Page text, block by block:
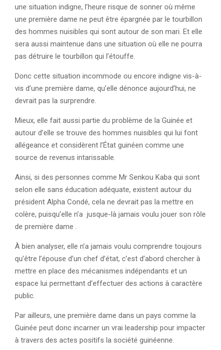
une situation indigne, l’heure risque de sonner où même
une première dame ne peut être épargnée par le tourbillon
des hommes nuisibles qui sont autour de son mari. Et elle
sera aussi maintenue dans une situation où elle ne pourra
pas détruire le tourbillon qui l’étouffe.
Donc cette situation incommode ou encore indigne vis-à-
vis d’une première dame, qu’elle dénonce aujourd’hui, ne
devrait pas la surprendre.
Mieux, elle fait aussi partie du problème de la Guinée et
autour d’elle se trouve des hommes nuisibles qui lui font
allégeance et considèrent l’État guinéen comme une
source de revenus intarissable.
Ainsi, si des personnes comme Mr Senkou Kaba qui sont
selon elle sans éducation adéquate, existent autour du
président Alpha Condé, cela ne devrait pas la mettre en
colère, puisqu’elle n’a jusque-là jamais voulu jouer son rôle
de première dame .
À bien analyser, elle n’a jamais voulu comprendre toujours
qu’être l’épouse d’un chef d’état, c’est d’abord chercher à
mettre en place des mécanismes indépendants et un
espace lui permettant d’effectuer des actions à caractère
public.
Par ailleurs, une première dame dans un pays comme la
Guinée peut donc incarner un vrai leadership pour impacter
à travers des actes positifs la société guinéenne.